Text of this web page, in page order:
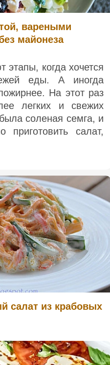
вареными
майонеза
этапы, когда хочется
еды. А иногда
На этот раз
легких и свежих
соленая семга, и
салат,
салат из крабовых